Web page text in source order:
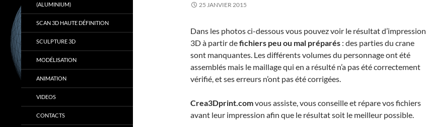
25 JANVIER 2015
Dans les photos ci-dessous vous pouvez voir le résultat d’impression
3D à partir defichiers peu ou mal préparés : des parties du crane
sont manquantes. Les différents volumes du personnage ont été
assemblés mais le maillage qui en a résulté n’a pas été correctement
vérifié, et ses erreurs n’ont pas été corrigées.
Crea3Dprint.comvous assiste, vous conseille et répare vos fichiers
avant leur impression afin que le résultat soit le meilleur possible.
(ALUMINIUM)
SCAN 3D HAUTE DÉFINITION
SCULPTURE 3D
MODÉLISATION
ANIMATION
VIDEOS
CONTACTS